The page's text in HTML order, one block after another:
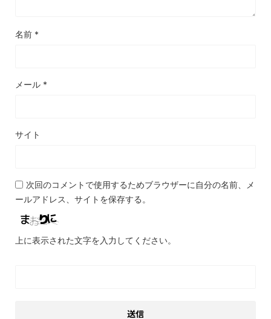
名前 *
メール *
サイト
次回のコメントで使用するためブラウザーに自分の名前、メ
ールアドレス、サイトを保存する。
上に表示された文字を入力してください。